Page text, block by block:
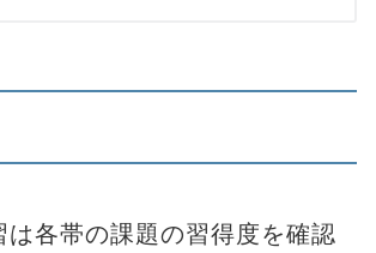
は各帯の課題の習得度を確認